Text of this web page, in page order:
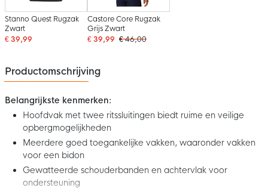
Stanno Quest Rugzak
Zwart
€ 39,99
Castore Core Rugzak
Grijs Zwart
€ 39,99 € 46,00
Productomschrijving
Belangrijkste kenmerken:
Hoofdvak met twee ritssluitingen biedt ruime en veilige
opbergmogelijkheden
Meerdere goed toegankelijke vakken, waaronder vakken
voor een bidon
Gewatteerde schouderbanden en achtervlak voor
ondersteuning